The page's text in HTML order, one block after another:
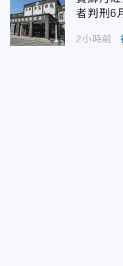
者判刑6
2小時前